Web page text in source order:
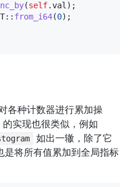
(self.val ) ;
T:: from_i64(0) ;
各种计数器进行累加操
的实现也很类似，例如
如出一辙，除了它
是将所有值累加到全局指标